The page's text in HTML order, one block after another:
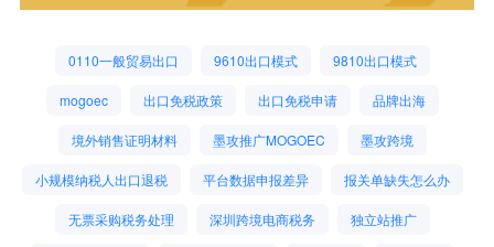
0110一般贸易出口 9610出口模式 9810出口模式
mogoec 出口免税政策 出口免税申请 品牌出海
境外销售证明材料 墨攻推广MOGOEC 墨攻跨境
小规模纳税人出口退税 平台数据申报差异 报关单缺失怎么办
无票采购税务处理 深圳跨境电商税务 独立站推广